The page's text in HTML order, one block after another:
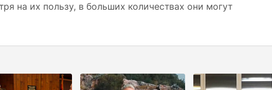
на их пользу, в больших количествах они могут